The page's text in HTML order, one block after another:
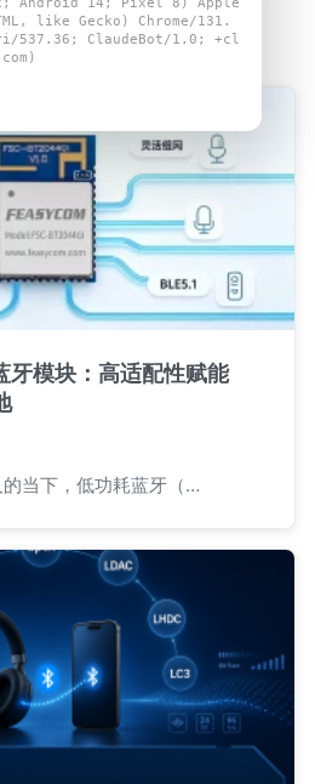
文章
牙模块：高适配性赋能
当下，低功耗蓝牙（…
like Gecko) Chrome/131.
537.36; ClaudeBot/1.0; +cl